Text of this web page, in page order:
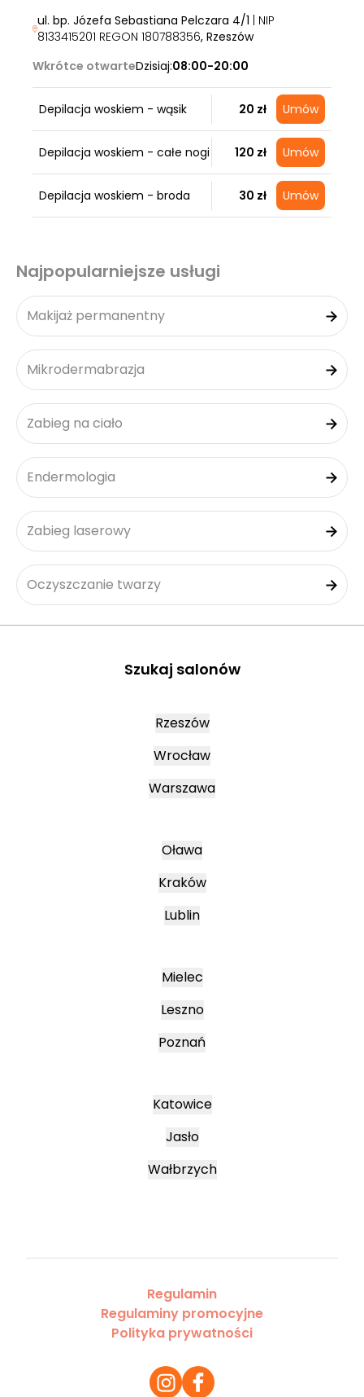
ul. bp. Józefa Sebastiana Pelczara 4/1 | NIP
8133415201 REGON 180788356, Rzeszów
Wkrótce otwarteDzisiaj:08:00-20:00
Depilacja woskiem - wąsik 20 zł Umów
Depilacja woskiem - całe nogi 120 zł Umów
Depilacja woskiem - broda 30 zł Umów
Najpopularniejsze usługi
Makijaż permanentny
Mikrodermabrazja
Zabieg na ciało
Endermologia
Zabieg laserowy
Oczyszczanie twarzy
Szukaj salonów
Rzeszów
Wrocław
Warszawa
Oława
Kraków
Lublin
Mielec
Leszno
Poznań
Katowice
Jasło
Wałbrzych
Regulamin
Regulaminy promocyjne
Polityka prywatności